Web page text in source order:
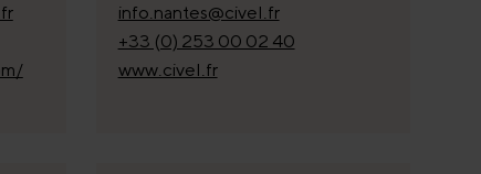
info.nantes@civel.fr
+33 (0) 253 00 02 40
www.civel.fr